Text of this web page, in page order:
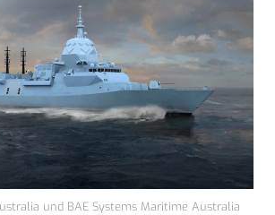
und BAE Systems Maritime Australia